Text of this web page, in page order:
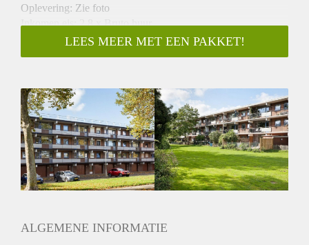
Oplevering: Zie foto
Inkomen eis: 2,8 x Bruto huur
Garantiestelling mogelijk: Ja
Borg: 1 Maand
Huisdieren toegestaan: Afhankelijk van de Eigenaar
Huurtoeslag grens: Nee
Geschikt voor studenten: Afhankelijk van de Eigenaar
LEES MEER MET EEN PAKKET!
ALGEMENE INFORMATIE